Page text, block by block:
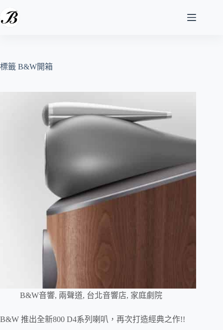
至
容
標籤 B&W開箱
B&W音響, 兩聲道, 台北音響店, 家庭劇院
B&W 推出全新800 D4系列喇叭，再次打造經典之作!!